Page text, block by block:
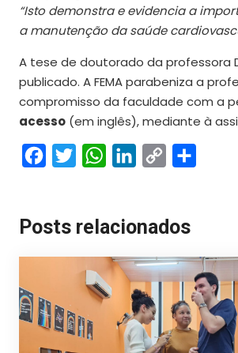
“Isto demonstra e evidencia a
a manutenção da saúde
A tese de doutorado da professora
publicado. A FEMA parabeniza a
compromisso da faculdade com a
acesso (em inglês), mediante à
FacebookTwitterWhatsAppLinkedIn
Copy
Posts relacionados